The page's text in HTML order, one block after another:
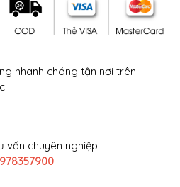
nhanh chóng tận nơi trên
vấn chuyên nghiệp